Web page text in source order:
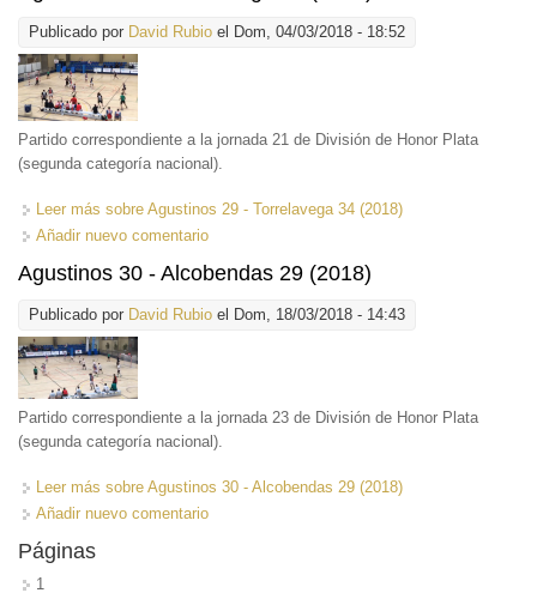
Publicado por David Rubio el Dom, 04/03/2018 - 18:52
Partido correspondiente a la jornada 21 de División de Honor Plata
(segunda categoría nacional).
Leer más sobre Agustinos 29 - Torrelavega 34 (2018)
Añadir nuevo comentario
Agustinos 30 - Alcobendas 29 (2018)
Publicado por David Rubio el Dom, 18/03/2018 - 14:43
Partido correspondiente a la jornada 23 de División de Honor Plata
(segunda categoría nacional).
Leer más sobre Agustinos 30 - Alcobendas 29 (2018)
Añadir nuevo comentario
Páginas
1